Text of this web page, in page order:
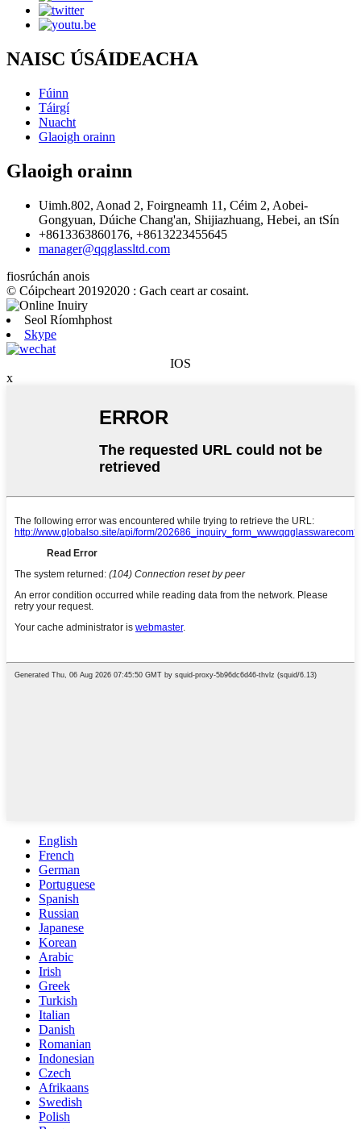
NAISC ÚSÁIDEACHA
Fúinn
Táirgí
Nuacht
Glaoigh orainn
Glaoigh orainn
Uimh.802, Aonad 2, Foirgneamh 11, Céim 2, Aobei-
Gongyuan, Dúiche Chang'an, Shijiazhuang, Hebei, an tSín
+8613363860176, +8613223455645
manager@qqglassltd.com
fiosrúchán anois
© Cóipcheart 20192020 : Gach ceart ar cosaint.
Seol Ríomhphost
Skype
IOS
x
English
French
German
Portuguese
Spanish
Russian
Japanese
Korean
Arabic
Irish
Greek
Turkish
Italian
Danish
Romanian
Indonesian
Czech
Afrikaans
Swedish
Polish